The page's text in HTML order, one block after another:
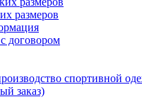
размеров
договором
спортивной
заказ)